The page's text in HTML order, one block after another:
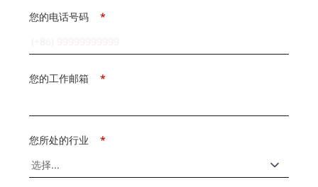
*
您的电话号码
*
您的工作邮箱
*
您所处的行业